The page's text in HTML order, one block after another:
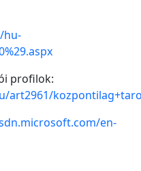
hu-
profilok:
art2961/
en-